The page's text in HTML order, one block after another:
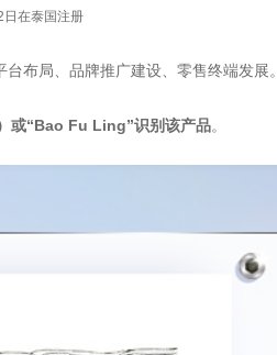
日在泰国注册
布局、品牌推广建设、 零售终端发展。
或“Bao Fu Ling”识别该产品。